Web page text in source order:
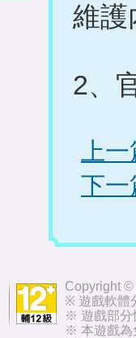
維護
2、
上
下一
Copyright ©
※ 遊戲軟體
※ 遊戲部分
※ 本遊戲為